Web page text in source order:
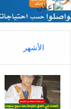
الأشهر